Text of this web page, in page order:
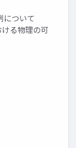
について
る物理の可